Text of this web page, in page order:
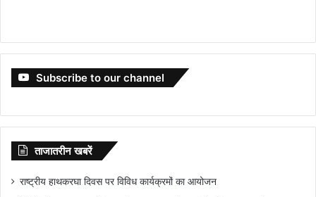
Subscribe to our channel
ताजातरीन खबरें
राष्ट्रीय हाथकरघा दिवस पर विविध कार्यक्रमों का आयोजन